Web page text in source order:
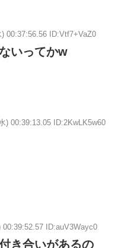
) 00:37:56.56 ID:Vtf7+VaZ0
いってかw
) 00:39:13.05 ID:2KwLK5w60
00:39:52.57 ID:auV3Wayc0
き合いがあるの